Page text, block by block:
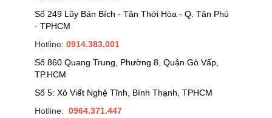
Số 249 Lũy Bán Bích - Tân Thới Hòa - Q. Tân Phú
- TPHCM
Hotline: 0914.383.001
Số 860 Quang Trung, Phường 8, Quận Gò Vấp,
TP.HCM
Số 5: Xô Viết Nghệ Tĩnh, Bình Thạnh, TPHCM
Hotline: 0964.371.447